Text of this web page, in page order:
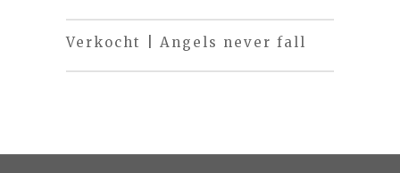
Verkocht | Angels never fall